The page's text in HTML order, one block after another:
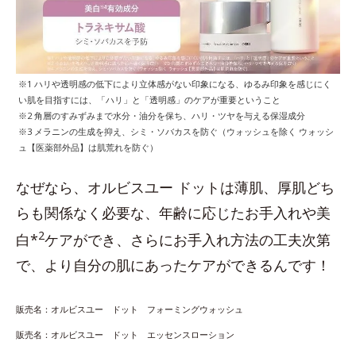
※1 ハリや透明感の低下により立体感がない印象になる、ゆるみ印象を感じにく
い肌を目指すには、「ハリ」と「透明感」のケアが重要ということ
※2 角層のすみずみまで水分・油分を保ち、ハリ・ツヤを与える保湿成分
※3 メラニンの生成を抑え、シミ・ソバカスを防ぐ（ウォッシュを除く ウォッシ
ュ【医薬部外品】は肌荒れを防ぐ）
なぜなら、オルビスユー ドットは薄肌、厚肌どち
らも関係なく必要な、年齢に応じたお手入れや美
白*2ケアができ、さらにお手入れ方法の工夫次第
で、より自分の肌にあったケアができるんです！
販売名：オルビスユー ドット フォーミングウォッシュ
販売名：オルビスユー ドット エッセンスローション